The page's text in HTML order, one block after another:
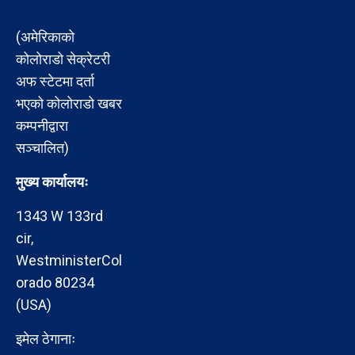
(अमेरिकाको
कोलोराडो सेक्रेटरी
अफ स्टेटमा दर्ता
भएको कोलोराडो खबर
कम्पनीद्वारा
सञ्चालित)
मुख्य कार्यालयः
1343 W 133rd
cir,
WestministerCol
orado 80234
(USA)
इमेल ठेगानाः